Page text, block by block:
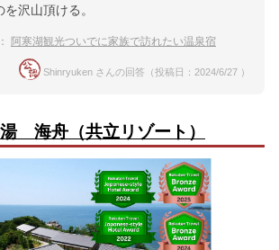
沢山頂ける。
阿寒湖観光ついでに家族で訪れたい温泉宿
Shinryuken さんの回答（投稿日：2024/6/27 ）
海舟（共立リゾート）